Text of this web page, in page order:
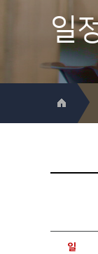
일
일